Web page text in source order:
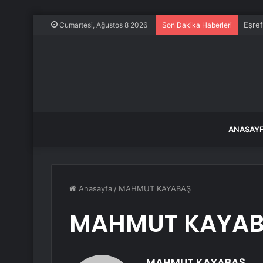
Cumartesi, Ağustos 8 2026 Son Dakika Haberleri
Anasayfa / MAHMUT KAYABAŞ
MAHMUT